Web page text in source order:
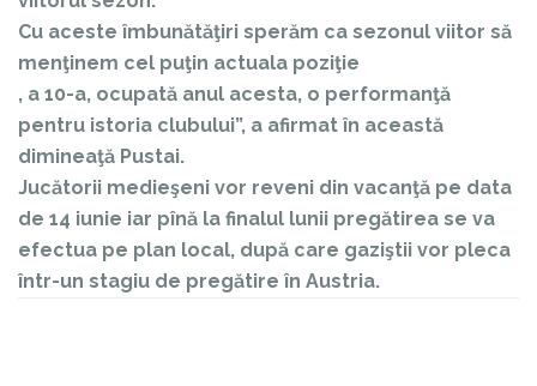
Cu aceste îmbunătăţiri sperăm ca sezonul viitor să
menţinem cel puţin actuala poziţie
, a 10-a, ocupată anul acesta, o performanţă
pentru istoria clubului”, a afirmat în această
dimineaţă Pustai.
Jucătorii medieşeni vor reveni din vacanţă pe data
de 14 iunie iar pînă la finalul lunii pregătirea se va
efectua pe plan local, după care gaziştii vor pleca
într-un stagiu de pregătire în Austria.